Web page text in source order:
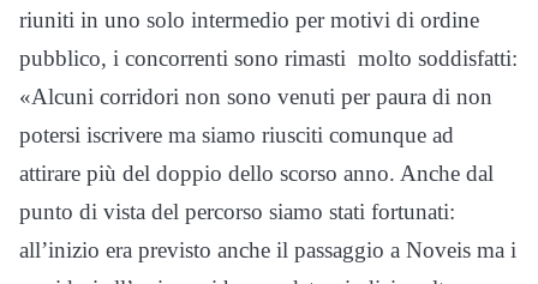
riuniti in uno solo intermedio per motivi di ordine
pubblico, i concorrenti sono rimasti molto soddisfatti:
«Alcuni corridori non sono venuti per paura di non
potersi iscrivere ma siamo riusciti comunque ad
attirare più del doppio dello scorso anno. Anche dal
punto di vista del percorso siamo stati fortunati:
all’inizio era previsto anche il passaggio a Noveis ma i